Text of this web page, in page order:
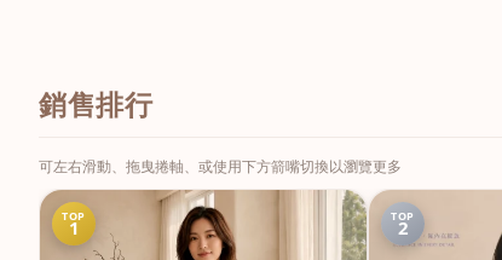
銷售排行
可左右滑動、拖曳捲軸、或使用下方箭嘴切換以瀏覽更多
TOP
1 TOP
2